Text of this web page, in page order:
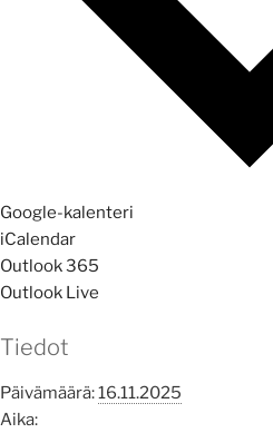
Google-kalenteri
iCalendar
Outlook 365
Outlook Live
Tiedot
Päivämäärä:16.11.2025
Aika: